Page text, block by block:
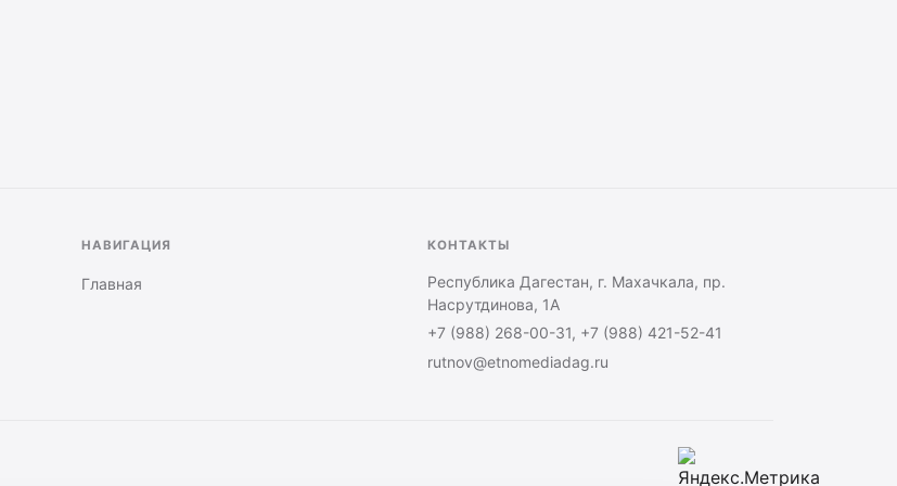
НАВИГАЦИЯ
Главная
КОНТАКТЫ
Республика Дагестан, г. Махачкала, пр.
Насрутдинова, 1А
+7 (988) 268-00-31, +7 (988) 421-52-41
rutnov@etnomediadag.ru